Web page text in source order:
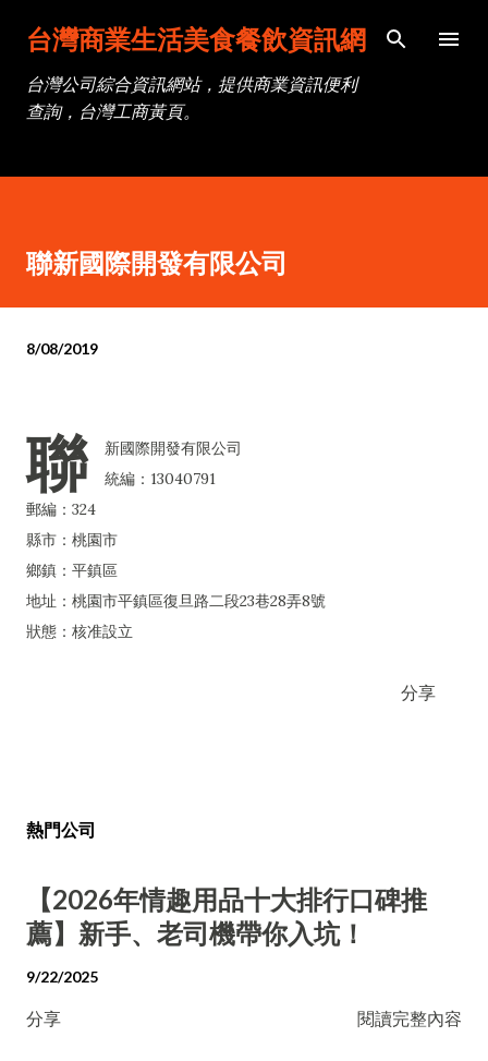
跳到主要內容
台灣商業生活美食餐飲資訊網
台灣公司綜合資訊網站，提供商業資訊便利
查詢，台灣工商黃頁。
聯新國際開發有限公司
8/08/2019
聯
新國際開發有限公司
統編：13040791
郵編：324
縣市：桃園市
鄉鎮：平鎮區
地址：桃園市平鎮區復旦路二段23巷28弄8號
狀態：核准設立
分享
熱門公司
【2026年情趣用品十大排行口碑推
薦】新手、老司機帶你入坑！
9/22/2025
分享 閱讀完整內容